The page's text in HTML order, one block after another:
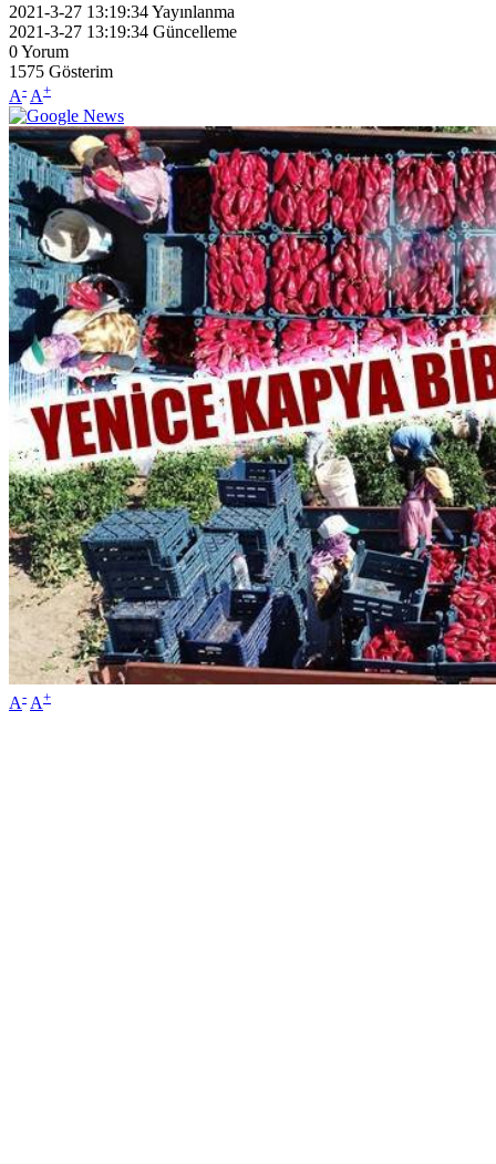
2021-3-27 13:19:34Yayınlanma
2021-3-27 13:19:34 Güncelleme
0Yorum
1575 Gösterim
A- A+
A- A+